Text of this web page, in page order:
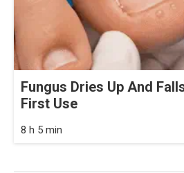
Fungus Dries Up And
First Use
8 h 5 min